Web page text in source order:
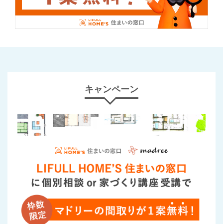
キャンペーン